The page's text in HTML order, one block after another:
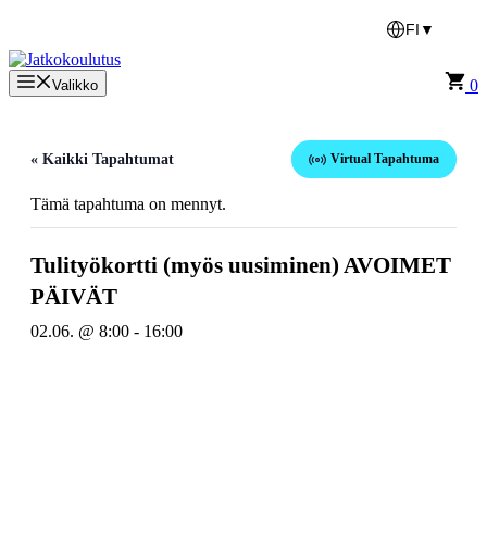
FI ▼
Valikko 0
« Kaikki Tapahtumat Virtual Tapahtuma
Tämä tapahtuma on mennyt.
Tulityökortti (myös uusiminen) AVOIMET
PÄIVÄT
02.06. @ 8:00 - 16:00